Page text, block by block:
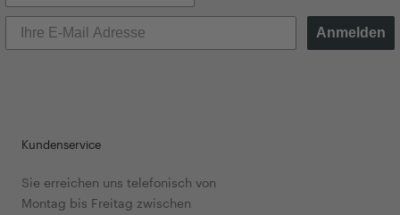
Anmelden
Kundenservice
Sie erreichen uns telefonisch von
Montag bis Freitag zwischen